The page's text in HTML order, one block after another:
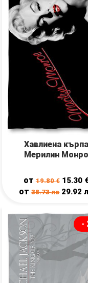
Хавлиена кърпа
Мерилин Монро
от19.80€ 15.30
от38.73лв 29.92
-